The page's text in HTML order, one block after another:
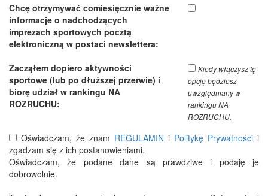
Chcę otrzymywać comiesięcznie ważne
informacje o nadchodzących
imprezach sportowych pocztą
elektroniczną w postaci newslettera:
Zacząłem dopiero aktywności
sportowe (lub po dłuższej przerwie) i
biorę udział w rankingu NA
ROZRUCHU:
Kiedy włączysz tę
opcję będziesz
uwzględniany w
rankingu NA
ROZRUCHU.
Oświadczam, że znam REGULAMIN i Politykę Prywatności i
zgadzam się z ich postanowieniami.
Oświadczam, że podane dane są prawdziwe i podaję je
dobrowolnie.